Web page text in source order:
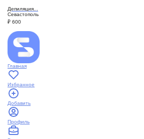
Депиляция...
Севастополь
₽ 600
Главная
Избранное
Добавить
Профиль